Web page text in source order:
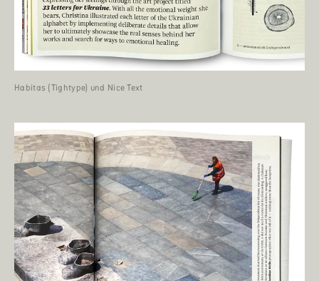
Habitas (Tightype) und Nice Text